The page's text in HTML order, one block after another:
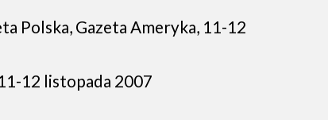
Polska, Gazeta Ameryka, 11-12
12 listopada 2007